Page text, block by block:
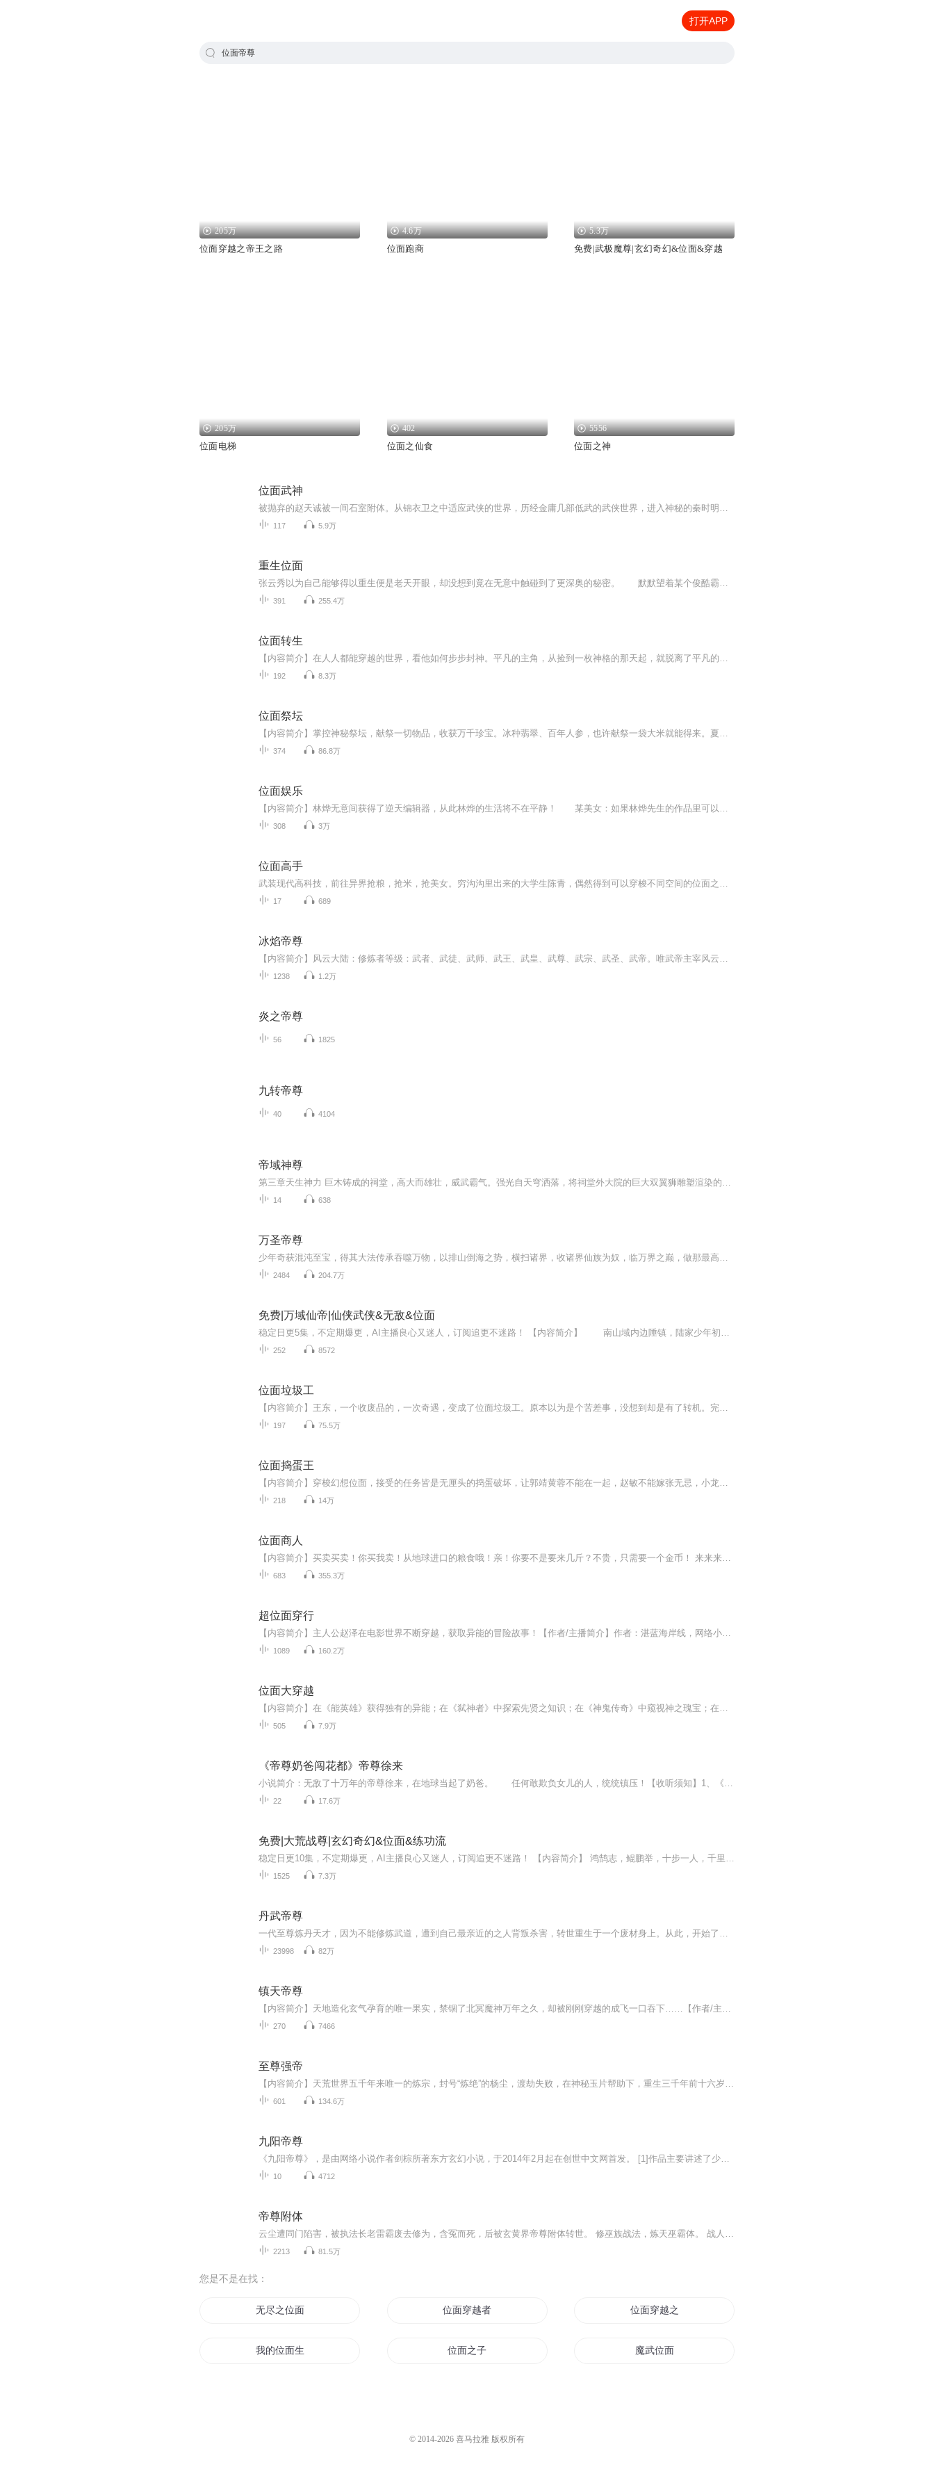
打开APP
位面帝尊
205万
位面穿越之帝王之路
4.6万
位面跑商
5.3万
免费|武极魔尊|玄幻奇幻&位面&穿越
205万
位面电梯
402
位面之仙食
5556
位面之神
位面武神
被抛弃的赵天诚被一间石室附体。从锦衣卫之中适应武侠的世界，历经金庸几部低武的武侠世界，进入神秘的秦时明月和风云的世界终于破开虚空，找到了石室的秘密，一路结识任盈盈，黄蓉，小龙女，王语嫣，赵敏，少司命，石兰，赤炼，等等红颜知己开始小千世界的历练，聊斋，仙剑等最后成就........
117 5.9万
重生位面
张云秀以为自己能够得以重生便是老天开眼，却没想到竟在无意中触碰到了更深奥的秘密。 默默望着某个俊酷霸帅的家伙，这个牛逼哄哄的人物真的是她那死鬼丈夫？ 位面系统：是的哟夫人。
391 255.4万
位面转生
【内容简介】在人人都能穿越的世界，看他如何步步封神。平凡的主角，从捡到一枚神格的那天起，就脱离了平凡的生活。穿梭一个个世界，成就一个个传奇。高举神国的那刻，他开始疑惑了，是世界成就了他，还是他成就了自己？来看看一个平凡人的成神之旅。文字...
192 8.3万
位面祭坛
【内容简介】掌控神秘祭坛，献祭一切物品，收获万千珍宝。冰种翡翠、百年人参，也许献祭一袋大米就能得来。夏商青铜鼎、唐宋古书画，也许献祭一袋食盐就能换取。历史中的古董，末世的科技，古武位面的绝学，仙侠位面的法宝，游戏位面的技能，只要运气好，...
374 86.8万
位面娱乐
【内容简介】林烨无意间获得了逆天编辑器，从此林烨的生活将不在平静！ 某美女：如果林烨先生的作品里可以用我的脸当女主角，我愿意为他献出一切！ 某知名大导演：如果林烨先生能为我的电影做后期处理，我愿意将自己所有的薪酬都给他！ 奥斯卡组...
308 3万
位面高手
武装现代高科技，前往异界抢粮，抢米，抢美女。穷沟沟里出来的大学生陈青，偶然得到可以穿梭不同空间的位面之门。没钱花，异界的黄金多如牛毛。没妞泡，异界的美眉投怀送抱。什么？你说异界的猛兽很多，高手如云。嘭！我有神枪大炮在手，你来一个我崩一个...
17 689
冰焰帝尊
【内容简介】风云大陆：修炼者等级：武者、武徒、武师、武王、武皇、武尊、武宗、武圣、武帝。唯武帝主宰风云，深不可测，拥有无尽岁月。天界：修炼者等级：天人境、玄天境、紫仙境、金丹境、仙人境、战将境、仙尊、天尊。三十二仙官、十六战将、八仙尊、...
1238 1.2万
炎之帝尊
56 1825
九转帝尊
40 4104
帝域神尊
第三章天生神力 巨木铸成的祠堂，高大而雄壮，威武霸气。强光自天穹洒落，将祠堂外大院的巨大双翼狮雕塑渲染的更显威风八面，流露出阵阵无形压迫之感。 “金翼雷狮吗，好威风。”小韩靖自踏入韩氏族祠堂大院，一双幽亮眼睛便放射着好奇的光芒，四处打量，...
14 638
万圣帝尊
少年奇获混沌至宝，得其大法传承吞噬万物，以排山倒海之势，横扫诸界，收诸界仙族为奴，临万界之巅，做那最高神帝。
2484 204.7万
免费|万域仙帝|仙侠武侠&无敌&位面
稳定日更5集，不定期爆更，AI主播良心又迷人，订阅追更不迷路！ 【内容简介】 南山域内边陲镇，陆家少年初修真。 仙途遥遥，无边无涯，踏天骄，斩强敌。 万域争气运，一人方成帝。 【作者介绍】 作者：一图
252 8572
位面垃圾工
【内容简介】王东，一个收废品的，一次奇遇，变成了位面垃圾工。原本以为是个苦差事，没想到却是有了转机。完美世界，海贼王，变形金刚，诛仙......不管是仙侠世界还是科技世界的垃圾，王东都可以变废为宝，一步步纵横都市，建立自己的商业帝国。顶级厨师...
197 75.5万
位面捣蛋王
【内容简介】穿梭幻想位面，接受的任务皆是无厘头的捣蛋破坏，让郭靖黄蓉不能在一起，赵敏不能嫁张无忌，小龙女不能爱上杨过，丁春秋和鸠摩智必须相爱相杀……为什么都是破坏别人的感情？为什么……【作者/主播简介】作者：十二月菠萝，网络小说作家。主播...
218 14万
位面商人
【内容简介】买卖买卖！你买我卖！从地球进口的粮食哦！亲！你要不是要来几斤？不贵，只需要一个金币！ 来来来，看看上好的雪盐，绝对是你没见过的珍品！有身份的人必备。这就是一个人得到了穿越位面的法宝，从而过上万恶的封建领主的日子的故事！【作者/...
683 355.3万
超位面穿行
【内容简介】主人公赵泽在电影世界不断穿越，获取异能的冒险故事！【作者/主播简介】作者：湛蓝海岸线，网络小说作家。主播：丁一【购买须知】1、部分集数可免费试听，具体以专辑播放页为准。2、版权归原作者所有，严禁翻录成任何形式，严禁在任何第三方平...
1089 160.2万
位面大穿越
【内容简介】在《能英雄》获得独有的异能；在《弑神者》中探索先贤之知识；在《神鬼传奇》中窥视神之瑰宝；在《游戏王》中见证传奇，毁灭的苍眼、精通黑魔法的大师、无穷力量的大法师、无上至尊之三神；在《拳皇》中突破自身的极限，领悟无尽之大宇宙…这...
505 7.9万
《帝尊奶爸闯花都》帝尊徐来
小说简介：无敌了十万年的帝尊徐来，在地球当起了奶爸。 任何敢欺负女儿的人，统统镇压！【收听须知】1、《帝尊奶爸闯花都》。主角：徐来。2、由于音频节目更新的比较慢，如想快速阅读小说文字版的全部章节，请在微信中搜索公众号【青蛙文学】，关注后，并在公众号中回复：【274】，便可快速阅读小说文字版全集。（注意：需要在公众号中回复才有效哦）第一章 我去地球当爹了...
22 17.6万
免费|大荒战尊|玄幻奇幻&位面&练功流
稳定日更10集，不定期爆更，AI主播良心又迷人，订阅追更不迷路！ 【内容简介】 鸿鹄志，鲲鹏举，十步一人，千里不留，自大荒回归无敌战尊，重续千古传奇。 【作者介绍】 作者：可爱淘
1525 7.3万
丹武帝尊
一代至尊炼丹天才，因为不能修炼武道，遭到自己最亲近的之人背叛杀害，转世重生于一个废材身上。从此，开始了一段妖孽人生 。
23998 82万
镇天帝尊
【内容简介】天地造化玄气孕育的唯一果实，禁锢了北冥魔神万年之久，却被刚刚穿越的成飞一口吞下……【作者/主播简介】作者：帝鲲，网络小说作家。主播：玉爷【购买须知】1、本作品为付费有声书，前54集为免费试听，购买成功后，即可收听，可下载重复收听...
270 7466
至尊强帝
【内容简介】天荒世界五千年来唯一的炼宗，封号“炼绝”的杨尘，渡劫失败，在神秘玉片帮助下，重生三千年前十六岁时。凭借数千年的经验，他弥补曾经遗憾，搅动万古风云，力压各路绝世天骄，并在实现飞升天界的梦想中，打败一个又一个古往今来名动四方的武...
601 134.6万
九阳帝尊
《九阳帝尊》，是由网络小说作者剑棕所著东方玄幻小说，于2014年2月起在创世中文网首发。 [1]作品主要讲述了少年楚晨在采药时意外失足，结果得到了一头金翅大鹏的分身，它可以进入毒雾弥漫的仙山，这无数神魔殒落的仙山，也就成了楚晨踏上九阳帝尊之路的“...
10 4712
帝尊附体
云尘遭同门陷害，被执法长老雷霸废去修为，含冤而死，后被玄黄界帝尊附体转世。 修巫族战法，炼天巫霸体。 战人族天骄，斩异族妖孽。 建无上天朝，领人族崛起，称霸诸天，横行万界。 闯秘境，入深渊，过死狱，入星空，悟长生之道，入羽化之境，成无上真仙。
2213 81.5万
您是不是在找：
无尽之位面魔龙 位面穿越者和他的女儿们 位面穿越之王
我的位面生活 位面之子 魔武位面
© 2014-2026 喜马拉雅 版权所有